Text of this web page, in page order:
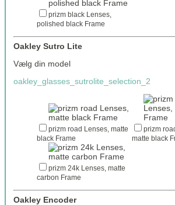
prizm black Lenses,
polished black Frame
Oakley Sutro Lite
Vælg din model
oakley_glasses_sutrolite_selection_2
prizm road Lenses, matte
black Frame
prizm
matte black
prizm 24k Lenses, matte
carbon Frame
Oakley Encoder